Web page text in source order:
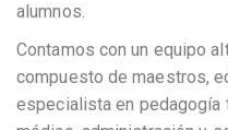
alumnos.
Contamos con un equipo
compuesto de maestros,
especialista en pedagogía